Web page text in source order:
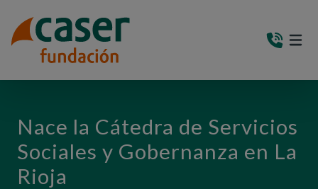
Nace la Cátedra de Servicios
Sociales y Gobernanza en La
Rioja